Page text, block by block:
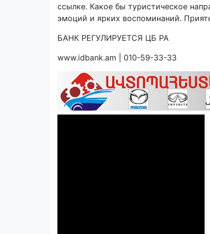
ссылке. Какое бы туристическое
эмоций и ярких воспоминаний.
БАНК РЕГУЛИРУЕТСЯ ЦБ РА
www.idbank.am | 010-59-33-33